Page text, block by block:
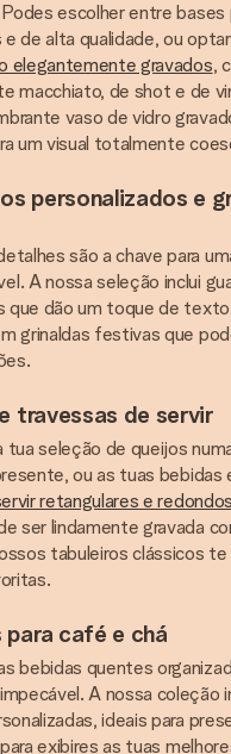
escolher entre bases
e de alta qualidade, ou
elegantemente gravados,
macchiato, de shot e de
vaso de vidro
um visual totalmente
personalizados e
são a chave para
A nossa seleção inclui
que dão um toque de
grinaldas festivas que
travessas de servir
tua seleção de queijos
ou as tuas bebidas
retangulares e redondos
ser lindamente gravada
tabuleiros clássicos
café e chá
bebidas quentes
A nossa coleção
ideais para
exibires as tuas